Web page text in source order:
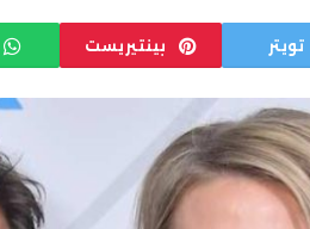
تويتر بينتيريست